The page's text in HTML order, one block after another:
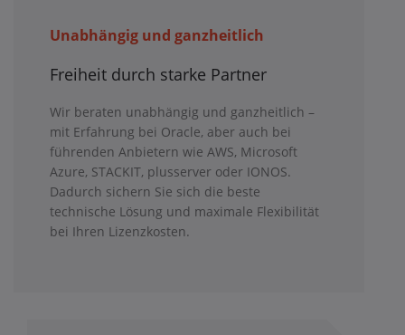
Unabhängig und ganzheitlich
Freiheit durch starke Partner
Wir beraten unabhängig und ganzheitlich –
mit Erfahrung bei Oracle, aber auch bei
führenden Anbietern wie AWS, Microsoft
Azure, STACKIT, plusserver oder IONOS.
Dadurch sichern Sie sich die beste
technische Lösung und maximale Flexibilität
bei Ihren Lizenzkosten.